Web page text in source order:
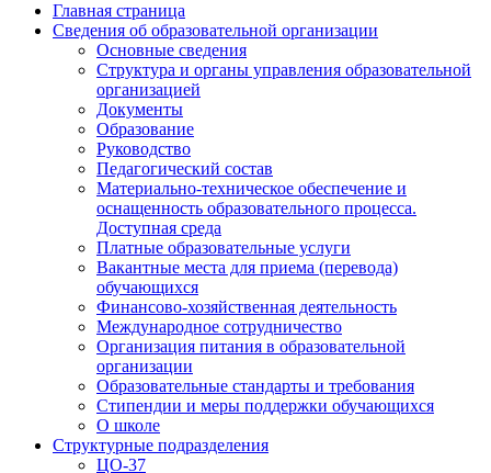
Главная страница
Сведения об образовательной организации
Основные сведения
Структура и органы управления образовательной
организацией
Документы
Образование
Руководство
Педагогический состав
Материально-техническое обеспечение и
оснащенность образовательного процесса.
Доступная среда
Платные образовательные услуги
Вакантные места для приема (перевода)
обучающихся
Финансово-хозяйственная деятельность
Международное сотрудничество
Организация питания в образовательной
организации
Образовательные стандарты и требования
Стипендии и меры поддержки обучающихся
О школе
Структурные подразделения
ЦО-37